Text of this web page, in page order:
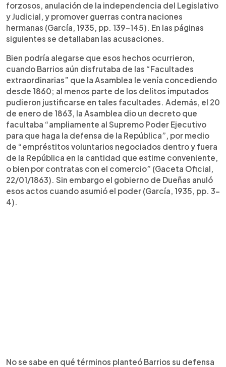
forzosos, anulación de la independencia del Legislativo
y Judicial, y promover guerras contra naciones
hermanas (García, 1935, pp. 139-145). En las páginas
siguientes se detallaban las acusaciones.
Bien podría alegarse que esos hechos ocurrieron,
cuando Barrios aún disfrutaba de las “Facultades
extraordinarias” que la Asamblea le venía concediendo
desde 1860; al menos parte de los delitos imputados
pudieron justificarse en tales facultades. Además, el 20
de enero de 1863, la Asamblea dio un decreto que
facultaba “ampliamente al Supremo Poder Ejecutivo
para que haga la defensa de la República”, por medio
de “empréstitos voluntarios negociados dentro y fuera
de la República en la cantidad que estime conveniente,
o bien por contratas con el comercio” (Gaceta Oficial,
22/01/1863). Sin embargo el gobierno de Dueñas anuló
esos actos cuando asumió el poder (García, 1935, pp. 3-
4).
No se sabe en qué términos planteó Barrios su defensa